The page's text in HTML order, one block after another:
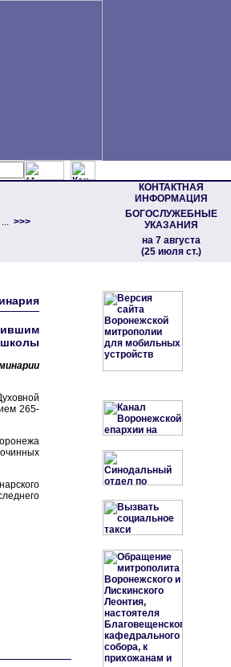
КОНТАКТНАЯ
ИНФОРМАЦИЯ
БОГОСЛУЖЕБНЫЕ
УКАЗАНИЯ
на 7 августа
(25 июля ст.)
>>>
школы
265-